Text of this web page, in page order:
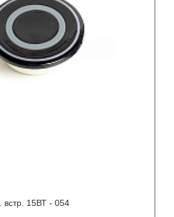
встр. 15ВТ - 054